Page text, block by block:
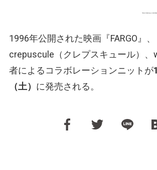
1996年公開された映画『FARGO』、
crepuscule（クレプスキュール）、
者によるコラボレーションニットが
（土） に発売される。